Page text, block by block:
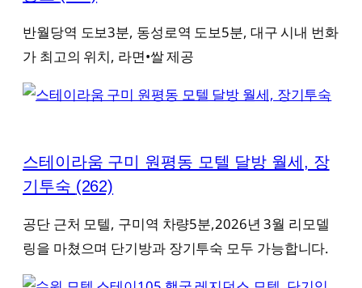
반월당역 도보3분, 동성로역 도보5분, 대구 시내 번화
가 최고의 위치, 라면•쌀 제공
스테이라움 구미 원평동 모텔 달방 월세, 장
기투숙 (262)
공단 근처 모텔, 구미역 차량5분,2026년 3월 리모델
링을 마쳤으며 단기방과 장기투숙 모두 가능합니다.